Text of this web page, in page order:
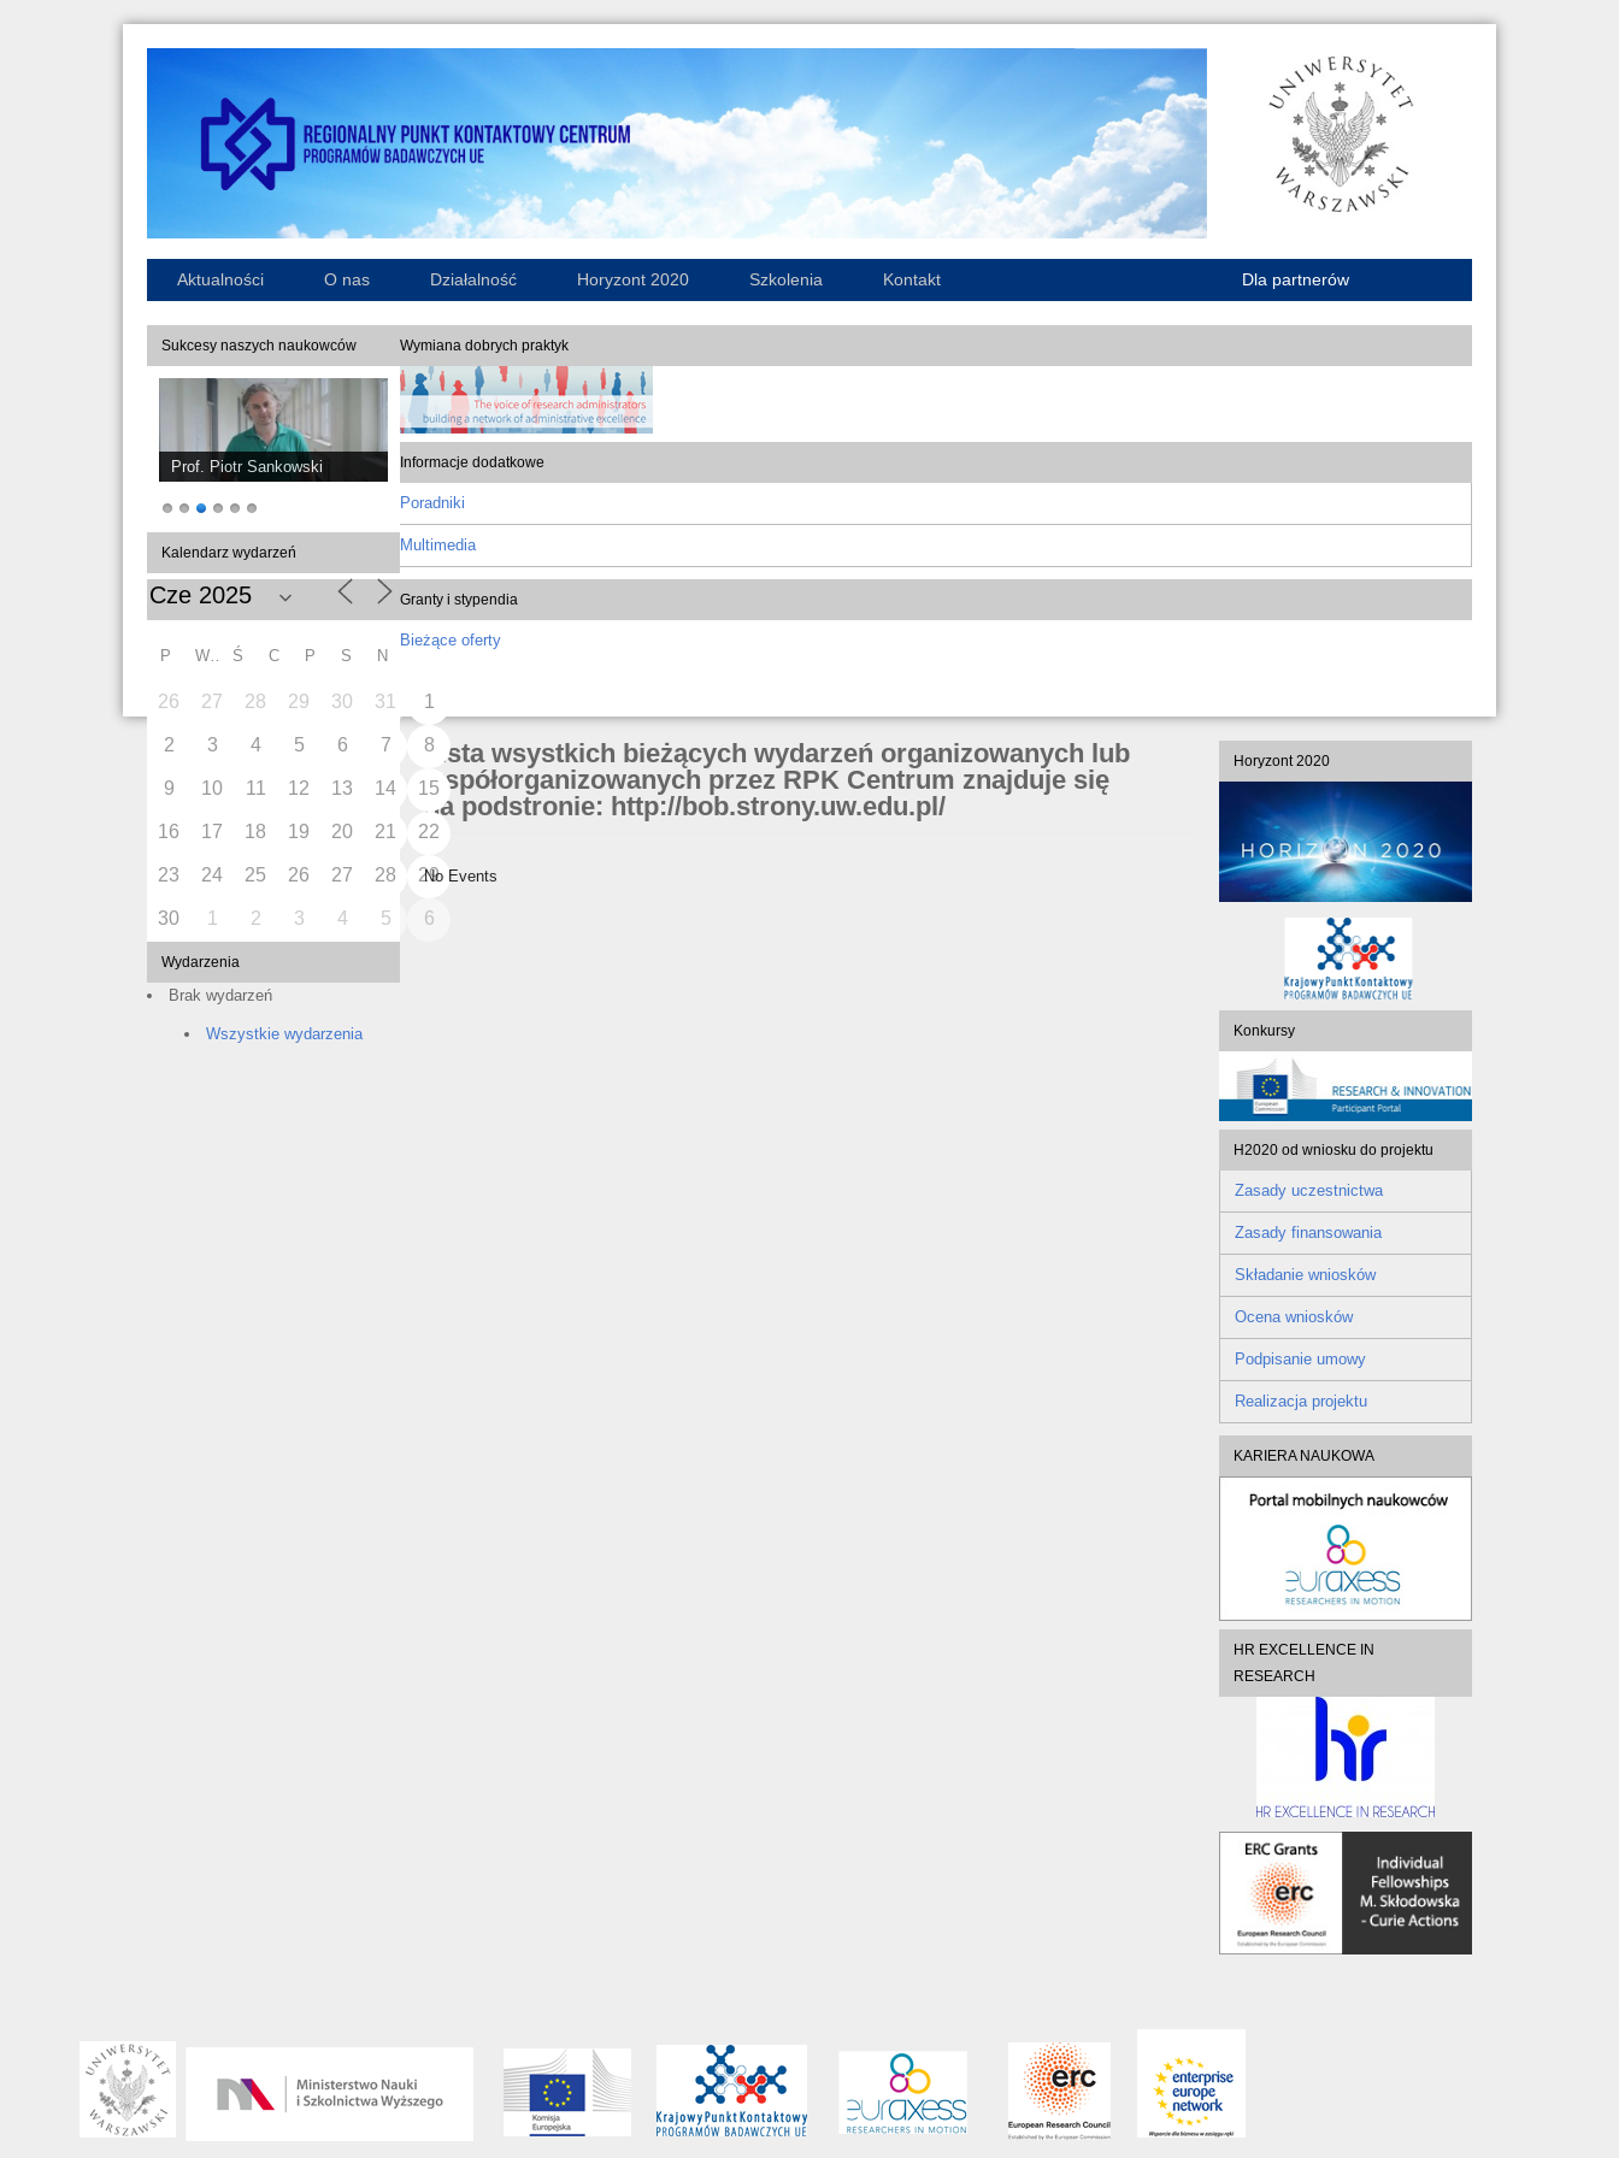
Aktualności O nas Działalność Horyzont 2020 Szkolenia Kontakt Dla partnerów
Sukcesy naszych naukowców
Prof. Piotr Sankowski
Kalendarz wydarzeń
P Ś C P S N
26 27 28 29 30 31 1
2 3 4 5 6 7 8
9 10 11 12 13 14 15
16 17 18 19 20 21 22
23 24 25 26 27 28 29
30 1 2 3 4 5 6
Wydarzenia
Brak wydarzeń
Wszystkie wydarzenia
Wymiana dobrych praktyk
Informacje dodatkowe
Poradniki
Multimedia
Granty i stypendia
Bieżące oferty
Lista wsystkich bieżących wydarzeń organizowanych lub
współorganizowanych przez RPK Centrum znajduje się
na podstronie: http://bob.strony.uw.edu.pl/
No Events
Horyzont 2020
Konkursy
H2020 od wniosku do projektu
Zasady uczestnictwa
Zasady finansowania
Składanie wniosków
Ocena wniosków
Podpisanie umowy
Realizacja projektu
KARIERA NAUKOWA
HR EXCELLENCE IN
RESEARCH